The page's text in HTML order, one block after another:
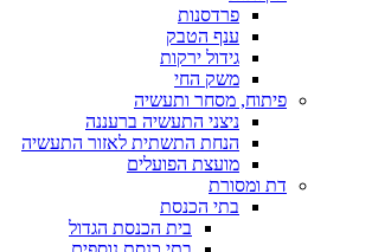
פרדסנות
ענף הטבק
גידול ירקות
משק החי
פיתוח, מסחר ותעשיה
ניצני התעשיה ברעננה
הנחת התשתית לאזור התעשיה
מועצת הפועלים
דת ומסורת
בתי הכנסת
בית הכנסת הגדול